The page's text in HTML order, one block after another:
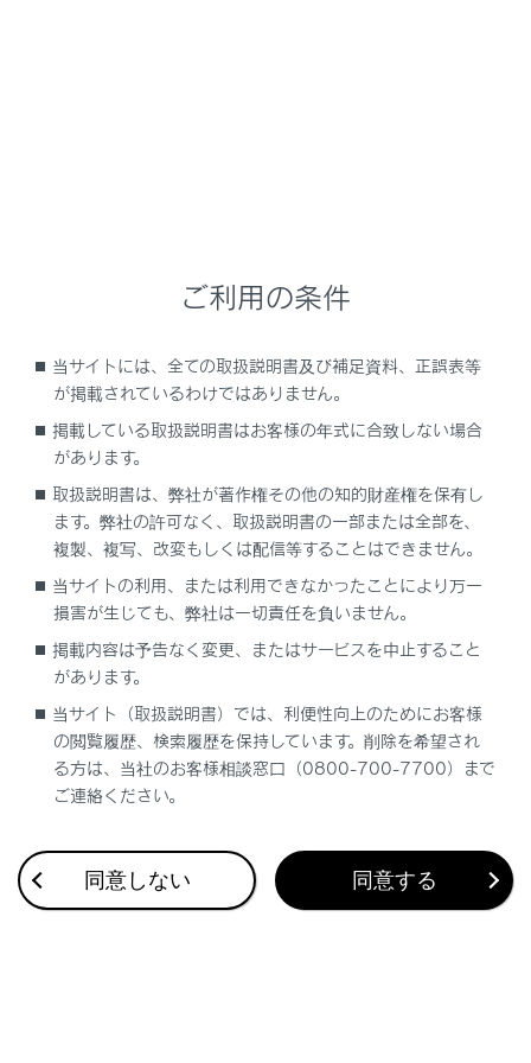
PKSB（パーキングサポートブレーキ）
合わせて見られているページ
Lexus Teammate Advanced Park
最適な車間距離を保って追従走行する
一定の車速で走行する
ご利用の条件
当サイトには、全ての取扱説明書及び補足資料、正誤表等
が掲載されているわけではありません。
掲載している取扱説明書はお客様の年式に合致しない場合
があります。
取扱説明書は、弊社が著作権その他の知的財産権を保有し
ます。弊社の許可なく、取扱説明書の一部または全部を、
複製、複写、改変もしくは配信等することはできません。
当サイトの利用、または利用できなかったことにより万一
損害が生じても、弊社は一切責任を負いません。
掲載内容は予告なく変更、またはサービスを中止すること
があります。
当サイト（取扱説明書）では、利便性向上のためにお客様
の閲覧履歴、検索履歴を保持しています。削除を希望され
る方は、当社のお客様相談窓口（0800-700-7700）まで
ご連絡ください。
同意しない 同意する